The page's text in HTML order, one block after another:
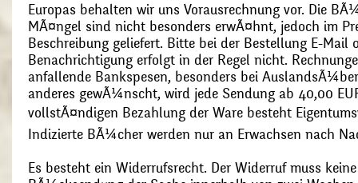
Europas behalten wir uns Vorausrechnung vor. Die
MÃ¤ngel sind nicht besonders erwÃ¤hnt, jedoch im
Beschreibung geliefert. Bitte bei der Bestellung E-Mail
Benachrichtigung erfolgt in der Regel nicht.
anfallende Bankspesen, besonders bei
anderes gewÃ¼nscht, wird jede Sendung ab 40,00
vollstÃ¤ndigen Bezahlung der Ware besteht
Indizierte BÃ¼cher werden nur an Erwachsen nach
Es besteht ein Widerrufsrecht. Der Widerruf muss